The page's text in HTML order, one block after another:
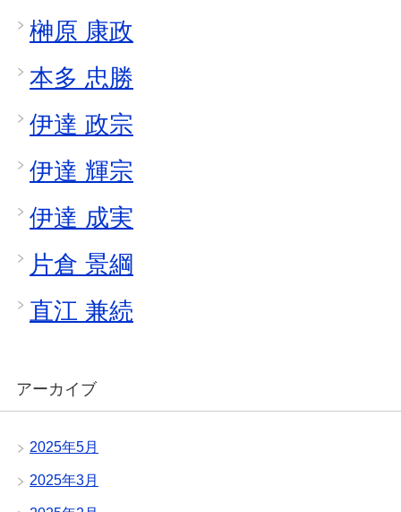
榊原 康政
本多 忠勝
伊達 政宗
伊達 輝宗
伊達 成実
片倉 景綱
直江 兼続
アーカイブ
2025年5月
2025年3月